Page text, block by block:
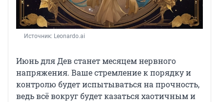
Источник: Leonardo.ai
Июнь для Дев станет месяцем нервного
напряжения. Ваше стремление к порядку и
контролю будет испытываться на прочность,
ведь всё вокруг будет казаться хаотичным и